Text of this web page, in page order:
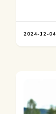
2024-12-04